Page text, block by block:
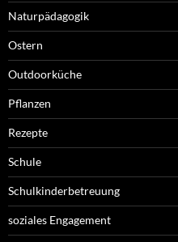
Naturpädagogik
Ostern
Outdoorküche
Pflanzen
Rezepte
Schule
Schulkinderbetreuung
soziales Engagement